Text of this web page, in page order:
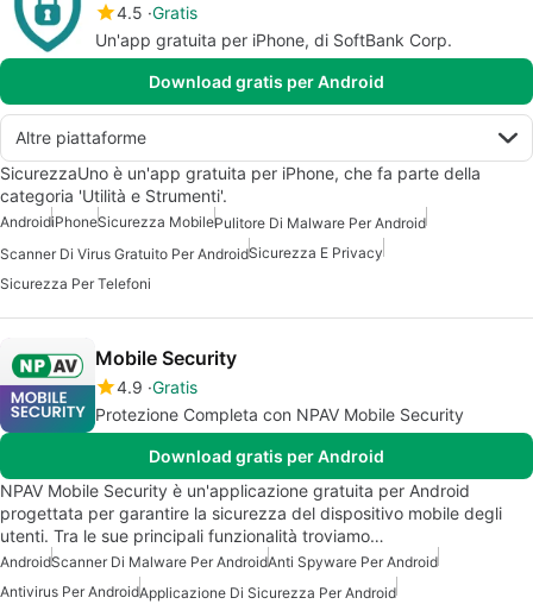
4.5 Gratis
Un'app gratuita per iPhone, di SoftBank Corp.
Download gratis per Android
Altre piattaforme
SicurezzaUno è un'app gratuita per iPhone, che fa parte della
categoria 'Utilità e Strumenti'.
AndroidiPhoneSicurezza MobilePulitore Di Malware Per Android
Scanner Di Virus Gratuito Per AndroidSicurezza E Privacy
Sicurezza Per Telefoni
Mobile Security
4.9 Gratis
Protezione Completa con NPAV Mobile Security
Download gratis per Android
NPAV Mobile Security è un'applicazione gratuita per Android
progettata per garantire la sicurezza del dispositivo mobile degli
utenti. Tra le sue principali funzionalità troviamo…
AndroidScanner Di Malware Per AndroidAnti Spyware Per Android
Antivirus Per AndroidApplicazione Di Sicurezza Per Android